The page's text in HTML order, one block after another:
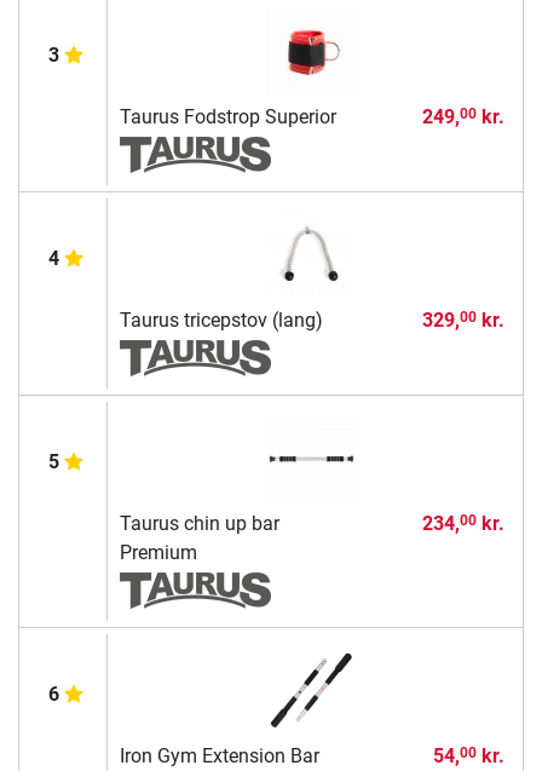
3
Taurus Fodstrop Superior 249,00kr.
4
Taurus tricepstov (lang) 329,00kr.
5
Taurus chin up bar
Premium
234,00kr.
6
Iron Gym Extension Bar
54,00kr.